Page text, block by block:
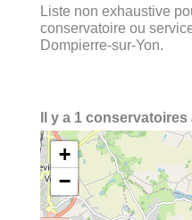
Liste non exhaustive
conservatoire ou
Dompierre-sur-Yon.
Il y a 1
+
−